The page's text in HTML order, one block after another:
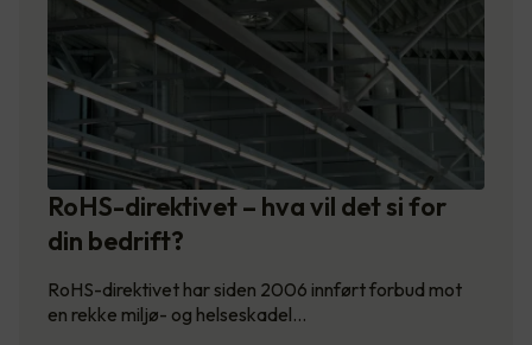
RoHS-direktivet – hva vil det si for
din bedrift?
RoHS-direktivet har siden 2006 innført forbud mot
en rekke miljø- og helseskadel…